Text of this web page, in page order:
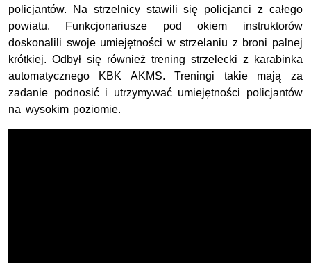
policjantów. Na strzelnicy stawili się policjanci z całego
powiatu. Funkcjonariusze pod okiem instruktorów
doskonalili swoje umiejętności w strzelaniu z broni palnej
krótkiej. Odbył się również trening strzelecki z karabinka
automatycznego KBK AKMS. Treningi takie mają za
zadanie podnosić i utrzymywać umiejętności policjantów
na wysokim poziomie.